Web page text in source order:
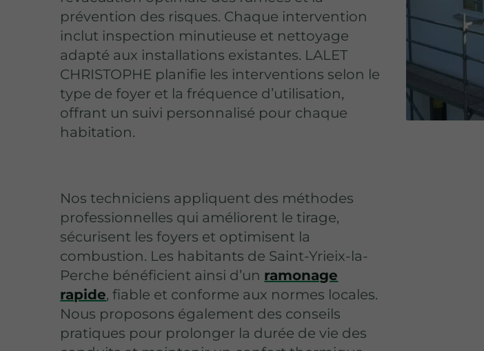
prévention des risques. Chaque intervention
inclut inspection minutieuse et nettoyage
adapté aux installations existantes. LALET
CHRISTOPHE planifie les interventions selon le
type de foyer et la fréquence d’utilisation,
offrant un suivi personnalisé pour chaque
habitation.
Nos techniciens appliquent des méthodes
professionnelles qui améliorent le tirage,
sécurisent les foyers et optimisent la
combustion. Les habitants de Saint-Yrieix-la-
Perche bénéficient ainsi d’un ramonage
rapide, fiable et conforme aux normes locales.
Nous proposons également des conseils
pratiques pour prolonger la durée de vie des